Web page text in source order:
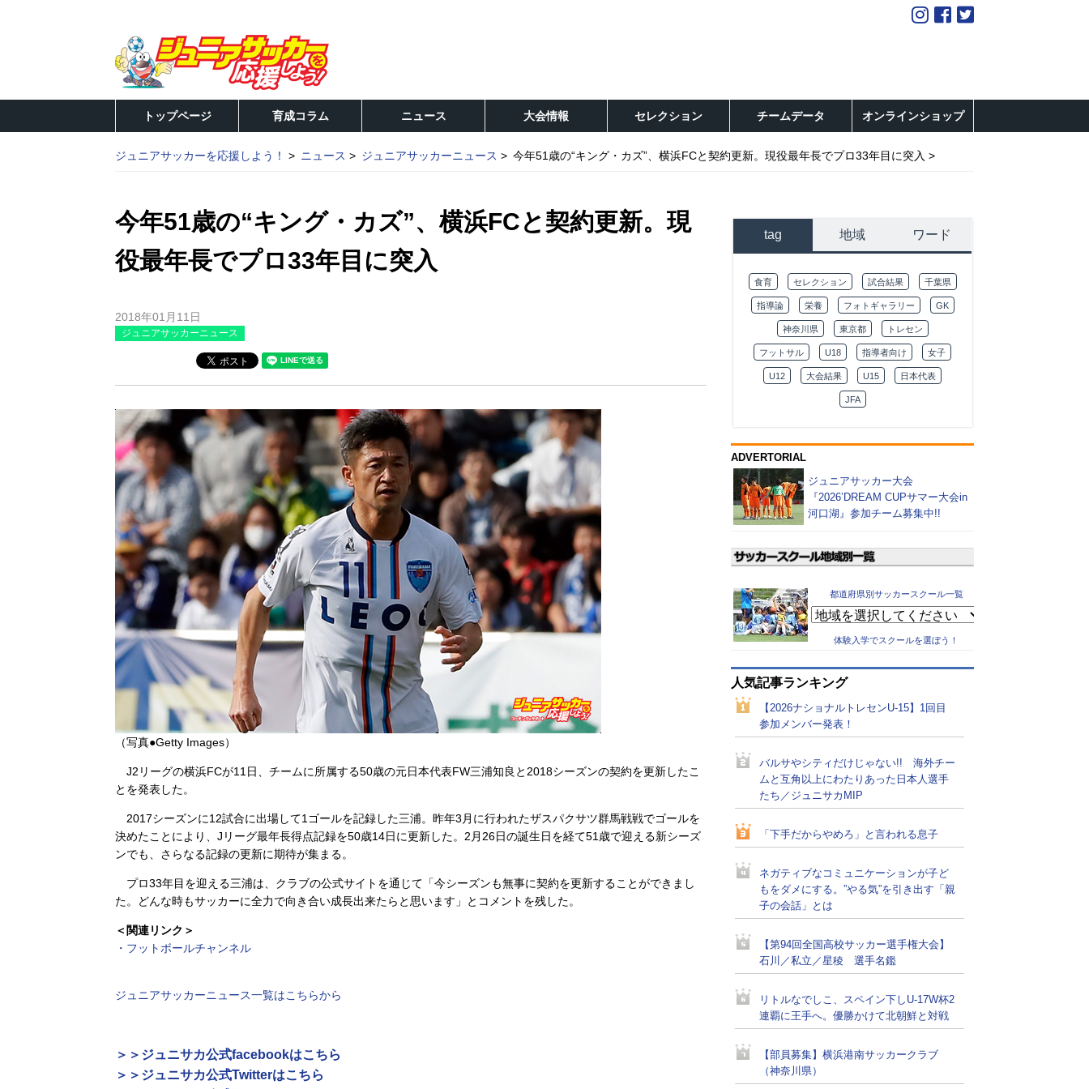
トップページ 育成コラム ニュース 大会情報 セレクション チームデータ オンラインショップ
ジュニアサッカーを応援しよう！ ニュース ジュニアサッカーニュース 今年51歳の“キング・カズ”、横浜FCと契約更新。現役最年長でプロ33年目に突入
今年51歳の“キング・カズ”、横浜FCと契約更新。現
役最年長でプロ33年目に突入
2018年01月11日
ジュニアサッカーニュース
（写真●Getty Images）
J2リーグの横浜FCが11日、チームに所属する50歳の元日本代表FW三浦知良と2018シーズンの契約を更新したこ
とを発表した。
2017シーズンに12試合に出場して1ゴールを記録した三浦。昨年3月に行われたザスパクサツ群馬戦戦でゴールを
決めたことにより、Jリーグ最年長得点記録を50歳14日に更新した。2月26日の誕生日を経て51歳で迎える新シーズ
ンでも、さらなる記録の更新に期待が集まる。
プロ33年目を迎える三浦は、クラブの公式サイトを通じて「今シーズンも無事に契約を更新することができまし
た。どんな時もサッカーに全力で向き合い成長出来たらと思います」とコメントを残した。
＜関連リンク＞
・フットボールチャンネル
ジュニアサッカーニュース一覧はこちらから
＞＞ジュニサカ公式facebookはこちら
＞＞ジュニサカ公式Twitterはこちら
tag 地域 ワード
食育 セレクション 試合結果 千葉県
指導論 栄養 フォトギャラリー GK
神奈川県 東京都 トレセン
フットサル U18 指導者向け 女子
U12 大会結果 U15 日本代表
JFA
ADVERTORIAL
ジュニアサッカー大会
『2026’DREAM CUPサマー大会in
河口湖』参加チーム募集中!!
都道府県別サッカースクール一覧
体験入学でスクールを選ぼう！
人気記事ランキング
【2026ナショナルトレセンU-15】1回目
参加メンバー発表！
バルサやシティだけじゃない!! 海外チー
ムと互角以上にわたりあった日本人選手
たち／ジュニサカMIP
「下手だからやめろ」と言われる息子
ネガティブなコミュニケーションが子ど
もをダメにする。”やる気”を引き出す「親
子の会話」とは
【第94回全国高校サッカー選手権大会】
石川／私立／星稜 選手名鑑
リトルなでしこ、スペイン下しU-17W杯2
連覇に王手へ。優勝かけて北朝鮮と対戦
【部員募集】横浜港南サッカークラブ
（神奈川県）